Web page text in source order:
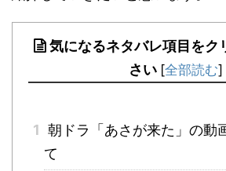
気になるネタバレ項目をク
さい [全部読む]
1 朝ドラ「あさが来た」の動
て